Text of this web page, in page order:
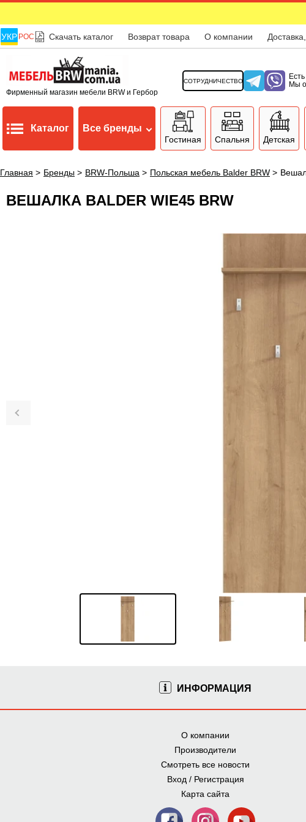
УКР РОС Скачать каталог Возврат товара О компании
Фирменный магазин мебели BRW и Гербор
СОТРУДНИЧЕСТВО
Мы
Каталог Все бренды
Гостиная Спальня Детская
Главная > Бренды > BRW-Польша > Польская мебель Balder BRW >
ВЕШАЛКА BALDER WIE45 BRW
ИНФОРМАЦИЯ
О компании
Производители
Смотреть все новости
Вход / Регистрация
Карта сайта